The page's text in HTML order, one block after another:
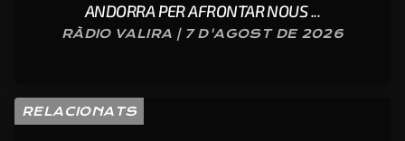
ANDORRA PER AFRONTAR NOUS ...
RÀDIO VALIRA | 7 D'AGOST DE 2026
RELACIONATS